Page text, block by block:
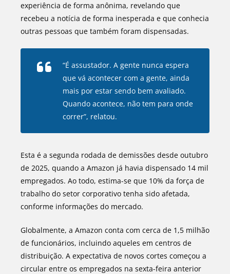
experiência de forma anônima, revelando que
recebeu a notícia de forma inesperada e que conhecia
outras pessoas que também foram dispensadas.
“É assustador. A gente nunca espera
que vá acontecer com a gente, ainda
mais por estar sendo bem avaliado.
Quando acontece, não tem para onde
correr”, relatou.
Esta é a segunda rodada de demissões desde outubro
de 2025, quando a Amazon já havia dispensado 14 mil
empregados. Ao todo, estima-se que 10% da força de
trabalho do setor corporativo tenha sido afetada,
conforme informações do mercado.
Globalmente, a Amazon conta com cerca de 1,5 milhão
de funcionários, incluindo aqueles em centros de
distribuição. A expectativa de novos cortes começou a
circular entre os empregados na sexta-feira anterior